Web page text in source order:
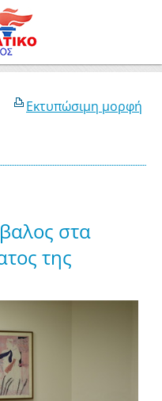
Εκτυπώσιμη μορφή
στα
της